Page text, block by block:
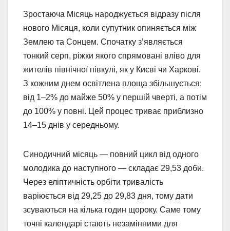
Зростаюча Місяць народжується відразу після
нового Місяця, коли супутник опиняється між
Землею та Сонцем. Спочатку з’являється
тонкий серп, ріжки якого спрямовані вліво для
жителів північної півкулі, як у Києві чи Харкові.
З кожним днем освітлена площа збільшується:
від 1–2% до майже 50% у першій чверті, а потім
до 100% у повні. Цей процес триває приблизно
14–15 днів у середньому.
Синодичний місяць — повний цикл від одного
молодика до наступного — складає 29,53 доби.
Через еліптичність орбіти тривалість
варіюється від 29,25 до 29,83 дня, тому дати
зсуваються на кілька годин щороку. Саме тому
точні календарі стають незамінними для